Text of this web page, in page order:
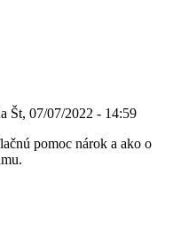
Št, 07/07/2022 - 14:59
pomoc nárok a ako o